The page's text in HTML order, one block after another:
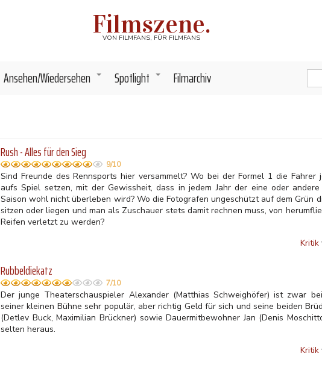
Filmszene.
VON FILMFANS, FÜR FILMFANS
+
Ansehen/Wiedersehen +
Spotlight Filmarchiv
Rush - Alles für den Sieg
9/10
Sind Freunde des Rennsports hier versammelt? Wo bei der Formel 1 die Fahrer
aufs Spiel setzen, mit der Gewissheit, dass in jedem Jahr der eine oder
Saison wohl nicht überleben wird? Wo die Fotografen ungeschützt auf dem Grün
sitzen oder liegen und man als Zuschauer stets damit rechnen muss, von
Reifen verletzt zu werden?
Kritik
Rubbeldiekatz
7/10
Der junge Theaterschauspieler Alexander (Matthias Schweighöfer) ist zwar
seiner kleinen Bühne sehr populär, aber richtig Geld für sich und seine beiden
(Detlev Buck, Maximilian Brückner) sowie Dauermitbewohner Jan (Denis
selten heraus.
Kritik